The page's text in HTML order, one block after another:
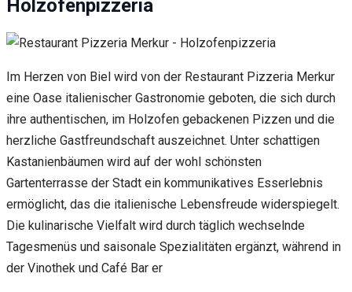
Holzofenpizzeria
Im Herzen von Biel wird von der Restaurant Pizzeria Merkur
eine Oase italienischer Gastronomie geboten, die sich durch
ihre authentischen, im Holzofen gebackenen Pizzen und die
herzliche Gastfreundschaft auszeichnet. Unter schattigen
Kastanienbäumen wird auf der wohl schönsten
Gartenterrasse der Stadt ein kommunikatives Esserlebnis
ermöglicht, das die italienische Lebensfreude widerspiegelt.
Die kulinarische Vielfalt wird durch täglich wechselnde
Tagesmenüs und saisonale Spezialitäten ergänzt, während in
der Vinothek und Café Bar er